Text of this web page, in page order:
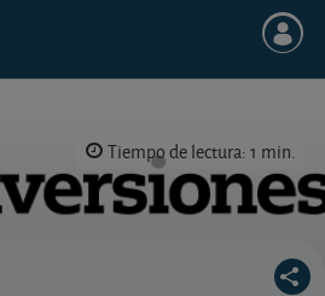
Tiempo de lectura: 1 min.